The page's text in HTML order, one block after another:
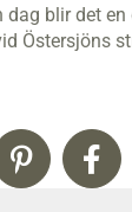
dag blir det
Östersjöns